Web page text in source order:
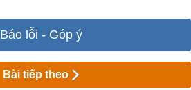
Báo lỗi - Góp ý
Bài tiếp theo